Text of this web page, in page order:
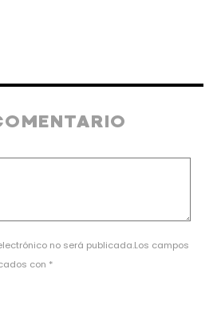
no será publicada.Los campos
con *